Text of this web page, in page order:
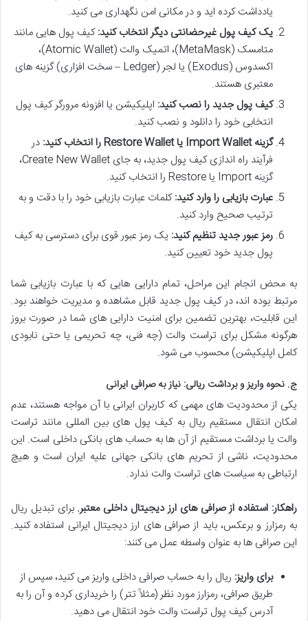
یادداشت کرده اید و در مکانی امن نگهداری می کنید.
یک کیف پول غیرحضانتی دیگر انتخاب کنید:کیف پول هایی مانند
متامسک (MetaMask)، اتمیک والت (Atomic Wallet)،
اکسدوس (Exodus) یا لجر (Ledger – سخت افزاری) گزینه های
معتبری هستند.
کیف پول جدید را نصب کنید: اپلیکیشن یا افزونه مرورگر کیف پول
انتخابی خود را دانلود و نصب کنید.
گزینه Import Wallet یا Restore Wallet را انتخاب کنید:
در
فرآیند راه اندازی کیف پول جدید، به جای Create New Wallet،
گزینه Import یا Restore را انتخاب کنید.
عبارت بازیابی را وارد کنید:کلمات عبارت بازیابی خود را با دقت و به
ترتیب صحیح وارد کنید.
رمز عبور جدید تنظیم کنید: یک رمز عبور قوی برای دسترسی به کیف
پول جدید خود تعیین کنید.
به محض انجام این مراحل، تمام دارایی هایی که با عبارت بازیابی شما
مرتبط بوده اند، در کیف پول جدید قابل مشاهده و مدیریت خواهند بود.
این قابلیت، بهترین تضمین برای امنیت دارایی های شما در صورت بروز
هرگونه مشکل برای تراست والت (چه فنی، چه تحریمی یا حتی نابودی
کامل اپلیکیشن) محسوب می شود.
ج. نحوه واریز و برداشت ریالی: نیاز به صرافی ایرانی
یکی از محدودیت های مهمی که کاربران ایرانی با آن مواجه هستند، عدم
امکان انتقال مستقیم ریال به کیف پول های بین المللی مانند تراست
والت یا برداشت مستقیم از آن ها به حساب های بانکی داخلی است. این
محدودیت، ناشی از تحریم های بانکی جهانی علیه ایران است و هیچ
ارتباطی به سیاست های تراست والت ندارد.
راهکار: استفاده از صرافی های ارز دیجیتال داخلی معتبر. برای تبدیل ریال
به رمزارز و برعکس، باید از صرافی های ارز دیجیتال ایرانی استفاده کنید.
این صرافی ها به عنوان واسطه عمل می کنند:
برای واریز: ریال را به حساب صرافی داخلی واریز می کنید، سپس از
طریق صرافی، رمزارز مورد نظر (مثلاً تتر) را خریداری کرده و آن را به
آدرس کیف پول تراست والت خود انتقال می دهید.